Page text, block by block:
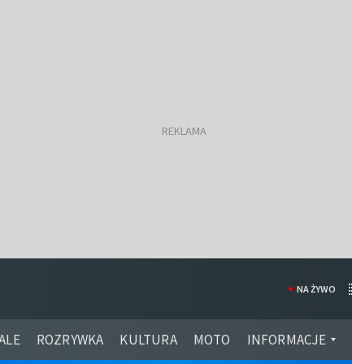
ROZRYWKA KULTURA MOTO INFORMACJE
NA ŻYWO